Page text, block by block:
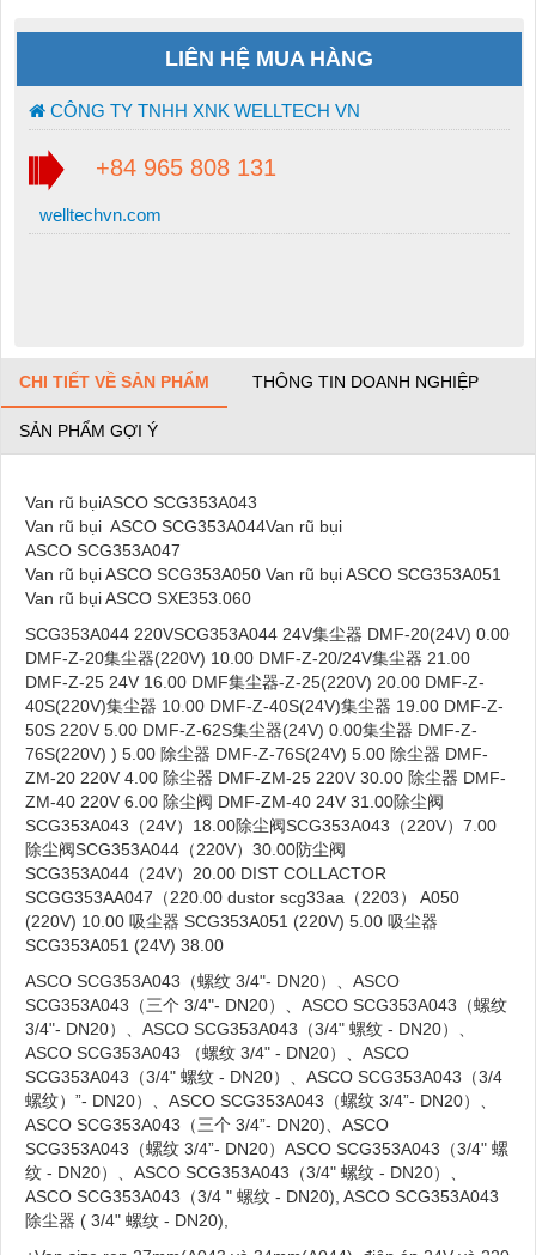
LIÊN HỆ MUA HÀNG
CÔNG TY TNHH XNK WELLTECH VN
+84 965 808 131
welltechvn.com
CHI TIẾT VỀ SẢN PHẨM THÔNG TIN DOANH NGHIỆP
SẢN PHẨM GỢI Ý
Van rũ bụiASCO SCG353A043
Van rũ bụi ASCO SCG353A044Van rũ bụi
ASCO SCG353A047
Van rũ bụi ASCO SCG353A050 Van rũ bụi ASCO SCG353A051
Van rũ bụi ASCO SXE353.060
SCG353A044 220VSCG353A044 24V集尘器 DMF-20(24V) 0.00
DMF-Z-20集尘器(220V) 10.00 DMF-Z-20/24V集尘器 21.00
DMF-Z-25 24V 16.00 DMF集尘器-Z-25(220V) 20.00 DMF-Z-
40S(220V)集尘器 10.00 DMF-Z-40S(24V)集尘器 19.00 DMF-Z-
50S 220V 5.00 DMF-Z-62S集尘器(24V) 0.00集尘器 DMF-Z-
76S(220V) ) 5.00 除尘器 DMF-Z-76S(24V) 5.00 除尘器 DMF-
ZM-20 220V 4.00 除尘器 DMF-ZM-25 220V 30.00 除尘器 DMF-
ZM-40 220V 6.00 除尘阀 DMF-ZM-40 24V 31.00除尘阀
SCG353A043（24V）18.00除尘阀SCG353A043（220V）7.00
除尘阀SCG353A044（220V）30.00防尘阀
SCG353A044（24V）20.00 DIST COLLACTOR
SCGG353AA047​​（220.00 dustor scg33aa（2203） A050
(220V) 10.00 吸尘器 SCG353A051 (220V) 5.00 吸尘器
SCG353A051 (24V) 38.00
ASCO SCG353A043（螺纹 3/4"- DN20）、ASCO
SCG353A043（三个 3/4"- DN20）、ASCO SCG353A043（螺纹
3/4"- DN20）、ASCO SCG353A043（3/4" 螺纹 - DN20）、
ASCO SCG353A043 （螺纹 3/4" - DN20）、ASCO
SCG353A043（3/4" 螺纹 - DN20）、ASCO SCG353A043（3/4
螺纹）”- DN20）、ASCO SCG353A043（螺纹 3/4”- DN20）、
ASCO SCG353A043（三个 3/4”- DN20)、ASCO
SCG353A043（螺纹 3/4”- DN20）ASCO SCG353A043（3/4" 螺
纹 - DN20）、ASCO SCG353A043（3/4" 螺纹 - DN20）、
ASCO SCG353A043（3/4 " 螺纹 - DN20), ASCO SCG353A043
除尘器 ( 3/4" 螺纹 - DN20),